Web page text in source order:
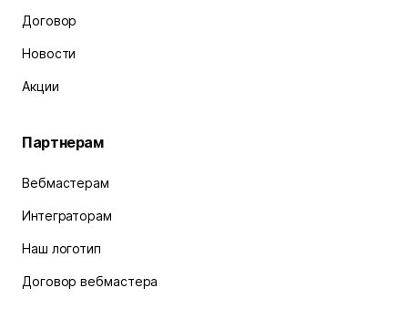
Договор
Новости
Акции
Партнерам
Вебмастерам
Интеграторам
Наш логотип
Договор вебмастера